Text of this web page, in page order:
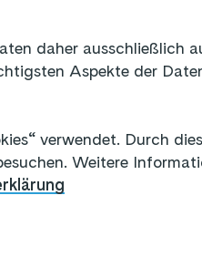
daher ausschließlich
Aspekte der
verwendet. Durch
Weitere